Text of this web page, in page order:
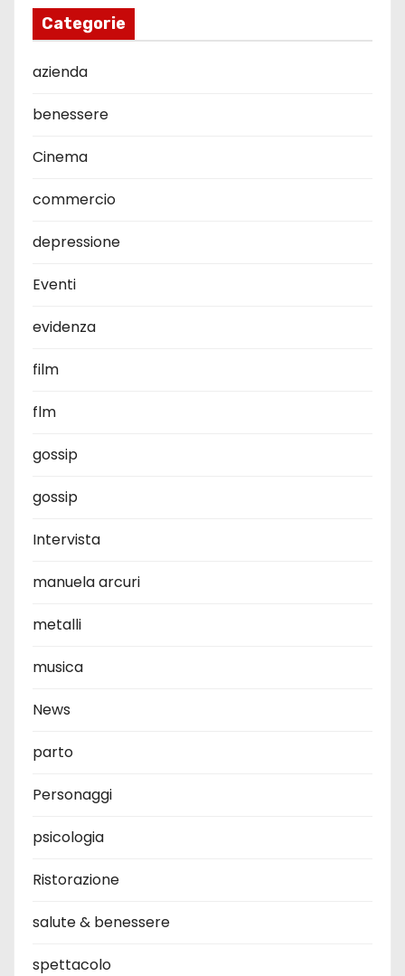
Categorie
azienda
benessere
Cinema
commercio
depressione
Eventi
evidenza
film
flm
gossip
gossip
Intervista
manuela arcuri
metalli
musica
News
parto
Personaggi
psicologia
Ristorazione
salute & benessere
spettacolo